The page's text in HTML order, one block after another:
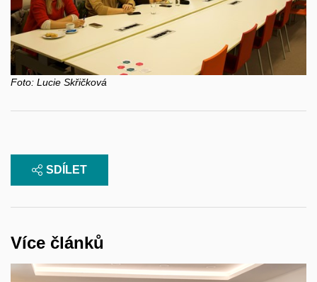
Foto: Lucie Skřičková
SDÍLET
Více článků